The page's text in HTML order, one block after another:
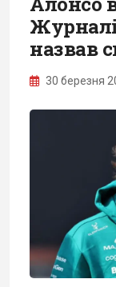
назвав
30 березня